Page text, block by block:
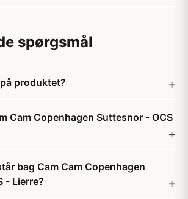
spørgsmål
produktet?
Cam Copenhagen Suttesnor - OCS
bag Cam Cam Copenhagen
- Lierre?